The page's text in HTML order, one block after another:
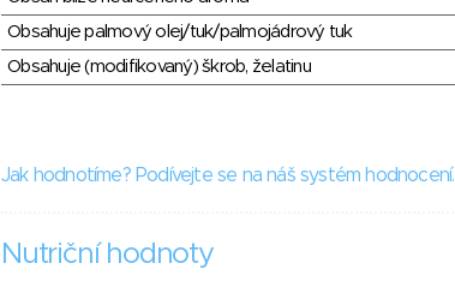
Obsahuje palmový olej/tuk/palmojádrový tuk
Obsahuje (modifikovaný) škrob, želatinu
Jak hodnotíme? Podívejte se na náš systém hodnocení.
Nutriční hodnoty